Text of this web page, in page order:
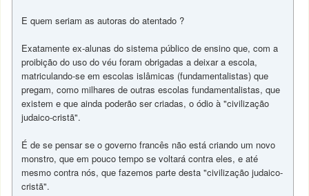
E quem seriam as autoras do atentado ?
Exatamente ex-alunas do sistema público de ensino que, com a
proibição do uso do véu foram obrigadas a deixar a escola,
matriculando-se em escolas islâmicas (fundamentalistas) que
pregam, como milhares de outras escolas fundamentalistas, que
existem e que ainda poderão ser criadas, o ódio à "civilização
judaico-cristã".
É de se pensar se o governo francês não está criando um novo
monstro, que em pouco tempo se voltará contra eles, e até
mesmo contra nós, que fazemos parte desta "civilização judaico-
cristã".